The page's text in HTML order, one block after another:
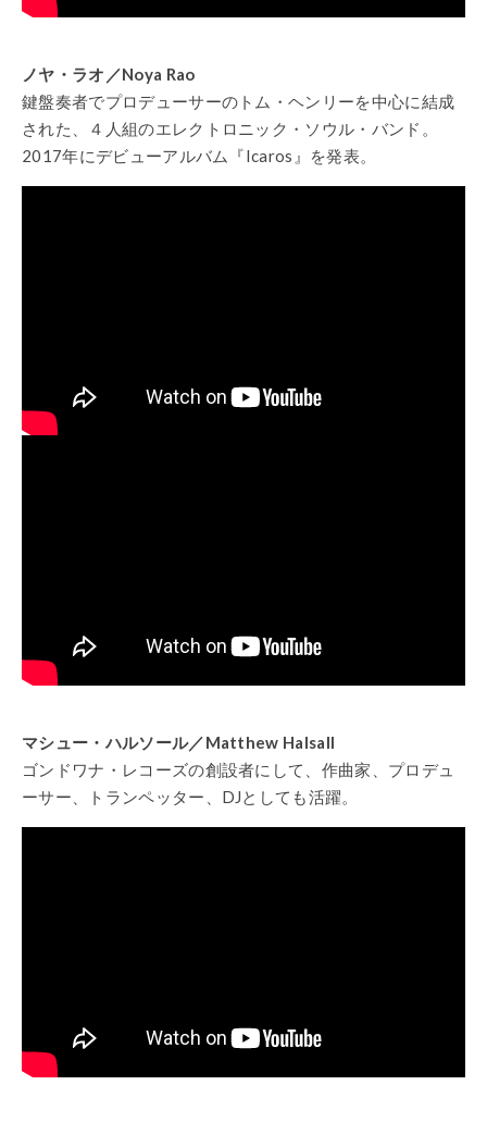
ノヤ・ラオ／Noya Rao
鍵盤奏者でプロデューサーのトム・ヘンリーを中心に結成
された、４人組のエレクトロニック・ソウル・バンド。
2017年にデビューアルバム『Icaros』を発表。
マシュー・ハルソール／Matthew Halsall
ゴンドワナ・レコーズの創設者にして、作曲家、プロデュ
ーサー、トランペッター、DJとしても活躍。